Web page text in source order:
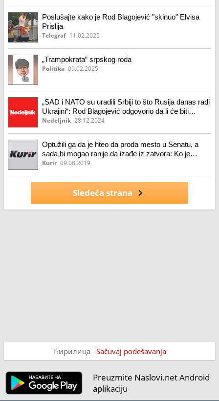
Poslušajte kako je Rod Blagojević "skinuo" Elvisa
Prislija
Telegraf 11.02.2025
„Trampokrata” srpskog roda
Politika 09.02.2025
„SAD i NATO su uradili Srbiji to što Rusija danas radi
Ukrajini“: Rod Blagojević odgovorio da li će biti
ambasador Amerike u Beogradu
Nedeljnik 28.12.2024
Optužili ga da je hteo da proda mesto u Senatu, a
sada bi mogao ranije da izađe iz zatvora: Ko je
američki Srbin Rod Blagojević i kakve su njegove
Kurir 09.08.2019
Sledeća strana
Ћирилица Sačuvaj podešavanja
Preuzmite Naslovi.net Android
aplikaciju